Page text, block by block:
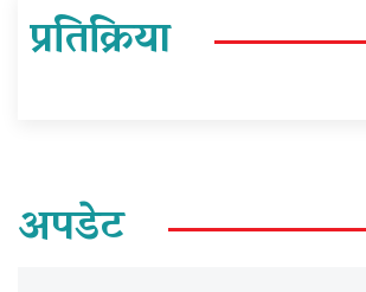
प्रतिक्रिया
अपडेट